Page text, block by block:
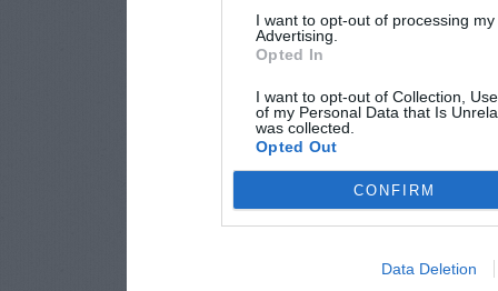
I want to opt-out of processing
Advertising.
Opted In
I want to opt-out of Collection,
of my Personal Data that Is
was collected.
Opted Out
CONFIRM
Data Deletion